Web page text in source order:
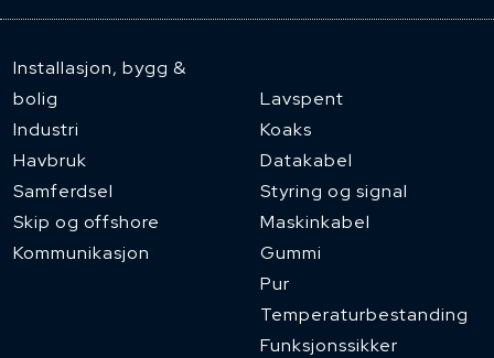
Installasjon, bygg &
bolig
Industri
Havbruk
Samferdsel
Skip og offshore
Kommunikasjon
Lavspent
Koaks
Datakabel
Styring og signal
Maskinkabel
Gummi
Pur
Temperaturbestanding
Funksjonssikker